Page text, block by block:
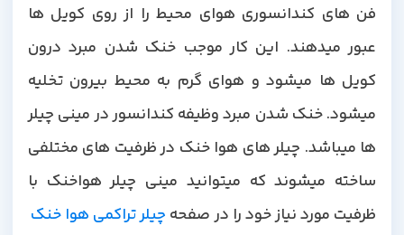
فن های کندانسوری هوای محیط را از روی کویل ها
عبور میدهند. این کار موجب خنک شدن مبرد درون
کویل ها میشود و هوای گرم به محیط بیرون تخلیه
میشود. خنک شدن مبرد وظیفه کندانسور در مینی چیلر
ها میباشد. چیلر های هوا خنک در ظرفیت های مختلفی
ساخته میشوند که میتوانید مینی چیلر هواخنک با
ظرفیت مورد نیاز خود را در صفحهچیلر تراکمی هوا خنک